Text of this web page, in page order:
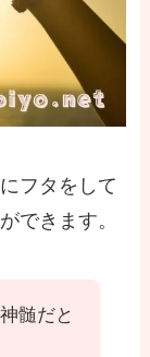
フタをして
できます。
髄だと